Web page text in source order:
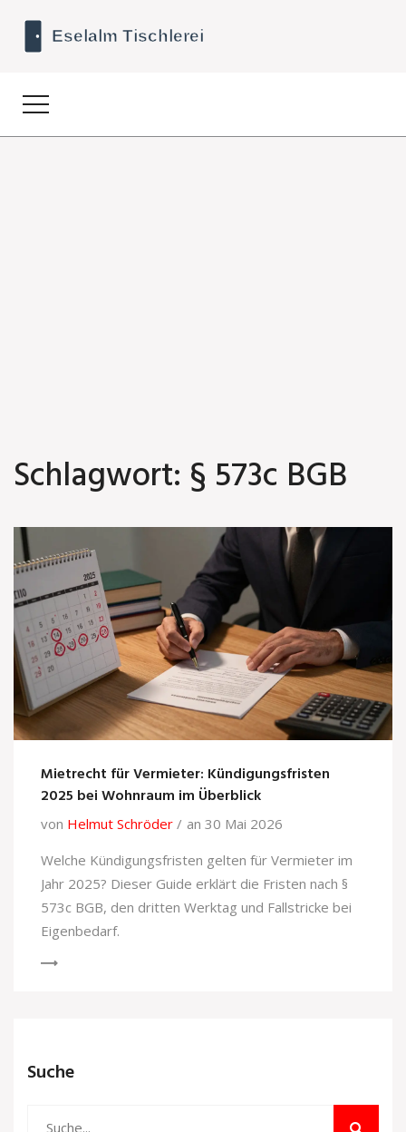
Schlagwort: § 573c BGB
Mietrecht für Vermieter: Kündigungsfristen
2025 bei Wohnraum im Überblick
von Helmut Schröder
an 30 Mai 2026
Welche Kündigungsfristen gelten für Vermieter im
Jahr 2025? Dieser Guide erklärt die Fristen nach §
573c BGB, den dritten Werktag und Fallstricke bei
Eigenbedarf.
Suche